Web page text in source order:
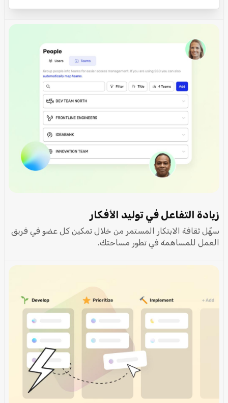
زيادة التفاعل في توليد الأفكار
سهّل ثقافة الابتكار المستمر من خلال تمكين كل عضو في فريق
العمل للمساهمة في تطور مساحتك.